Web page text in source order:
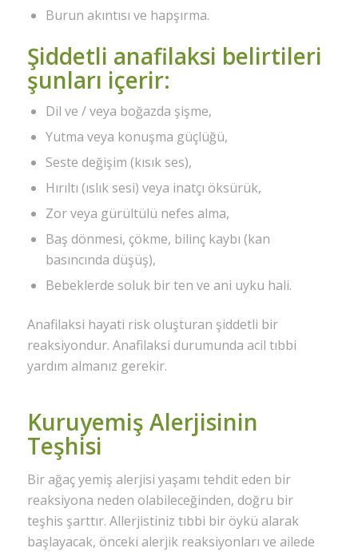
Burun akıntısı ve hapşırma.
Şiddetli anafilaksi belirtileri
şunları içerir:
Dil ve / veya boğazda şişme,
Yutma veya konuşma güçlüğü,
Seste değişim (kısık ses),
Hırıltı (ıslık sesi) veya inatçı öksürük,
Zor veya gürültülü nefes alma,
Baş dönmesi, çökme, bilinç kaybı (kan
basıncında düşüş),
Bebeklerde soluk bir ten ve ani uyku hali.
Anafilaksi hayati risk oluşturan şiddetli bir
reaksiyondur. Anafilaksi durumunda acil tıbbi
yardım almanız gerekir.
Kuruyemiş Alerjisinin
Teşhisi
Bir ağaç yemiş alerjisi yaşamı tehdit eden bir
reaksiyona neden olabileceğinden, doğru bir
teşhis şarttır. Allerjistiniz tıbbi bir öykü alarak
başlayacak, önceki alerjik reaksiyonları ve ailede